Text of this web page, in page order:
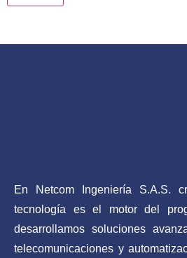
En Netcom Ingeniería S.A.S.
tecnología es el motor del
desarrollamos soluciones
telecomunicaciones y